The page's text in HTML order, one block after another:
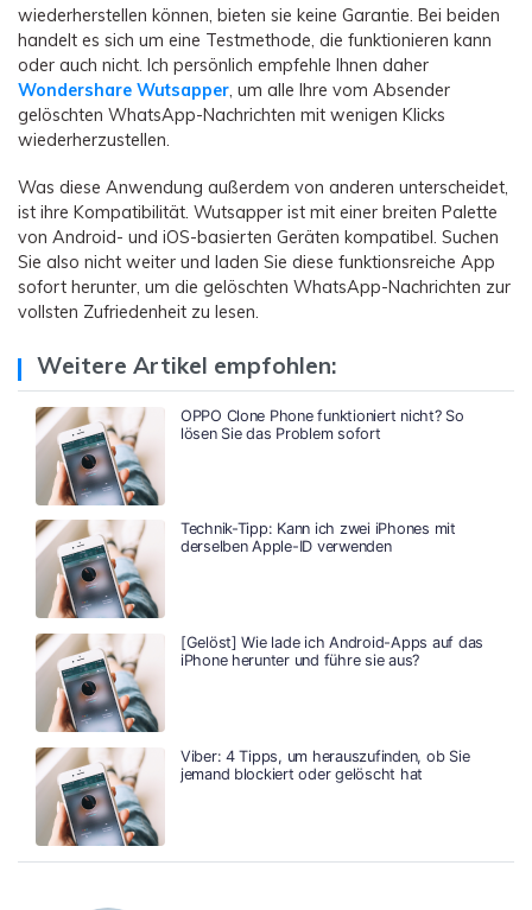
wiederherstellen können, bieten sie keine Garantie. Bei beiden
handelt es sich um eine Testmethode, die funktionieren kann
oder auch nicht. Ich persönlich empfehle Ihnen daher
Wondershare Wutsapper, um alle Ihre vom Absender
gelöschten WhatsApp-Nachrichten mit wenigen Klicks
wiederherzustellen.
Was diese Anwendung außerdem von anderen unterscheidet,
ist ihre Kompatibilität. Wutsapper ist mit einer breiten Palette
von Android- und iOS-basierten Geräten kompatibel. Suchen
Sie also nicht weiter und laden Sie diese funktionsreiche App
sofort herunter, um die gelöschten WhatsApp-Nachrichten zur
vollsten Zufriedenheit zu lesen.
Weitere Artikel empfohlen:
OPPO Clone Phone funktioniert nicht? So
lösen Sie das Problem sofort
Technik-Tipp: Kann ich zwei iPhones mit
derselben Apple-ID verwenden
[Gelöst] Wie lade ich Android-Apps auf das
iPhone herunter und führe sie aus?
Viber: 4 Tipps, um herauszufinden, ob Sie
jemand blockiert oder gelöscht hat